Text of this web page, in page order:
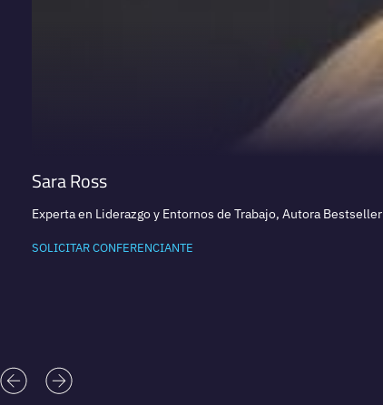
Sara Ross
Experta en Liderazgo y Entornos de Trabajo, Autora Bestseller
SOLICITAR CONFERENCIANTE